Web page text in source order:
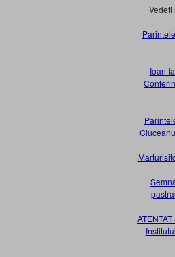
Vedeti
Ioan